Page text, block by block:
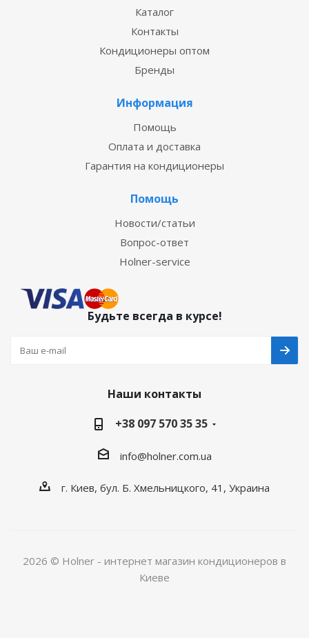
Каталог
Контакты
Кондиционеры оптом
Бренды
Информация
Помощь
Оплата и доставка
Гарантия на кондиционеры
Помощь
Новости/статьи
Вопрос-ответ
Holner-service
Будьте всегда в курсе!
Наши контакты
+38 097 570 35 35
info@holner.com.ua
г. Киев, бул. Б. Хмельницкого, 41, Украина
2026 © Holner - интернет магазин кондиционеров в
Киеве